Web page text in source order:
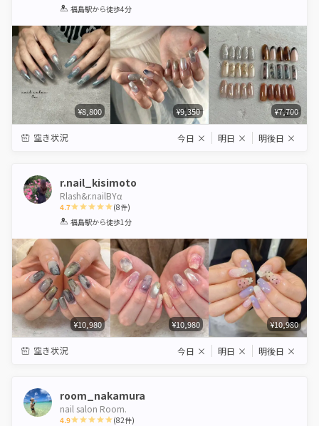
1 2 3 4 5
福島駅から徒歩4分
¥8,800 ¥9,350 ¥7,700
空き状況 今日 × 明日 × 明後日 ×
r.nail_kisimoto
Rlash&r.nailBYα‬
4.7
1 2 3 4 5
(8件)
福島駅から徒歩1分
¥10,980 ¥10,980 ¥10,980
空き状況 今日 × 明日 × 明後日 ×
room_nakamura
nail salon Room.
4.9 (82件)